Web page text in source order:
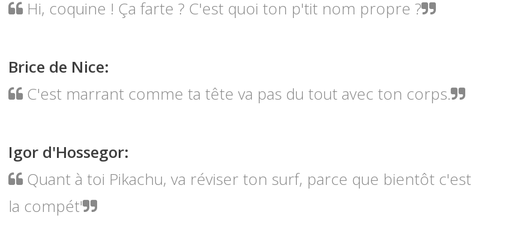
Hi, coquine ! Ça farte ? C'est quoi ton p'tit nom propre ?
Brice de Nice:
C'est marrant comme ta tête va pas du tout avec ton corps.
Igor d'Hossegor:
Quant à toi Pikachu, va réviser ton surf, parce que bientôt c'est
la compét'